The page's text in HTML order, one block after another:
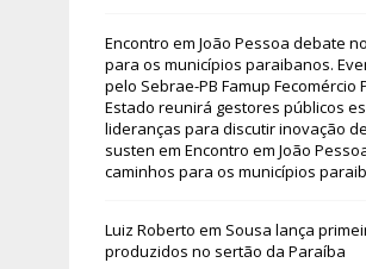
Encontro em João Pessoa debate
para os municípios paraibanos.
pelo Sebrae-PB Famup Fecomércio
Estado reunirá gestores públicos
lideranças para discutir inovação
susten em Encontro em João
caminhos para os municípios
Luiz Roberto em Sousa lança
produzidos no sertão da Paraíba